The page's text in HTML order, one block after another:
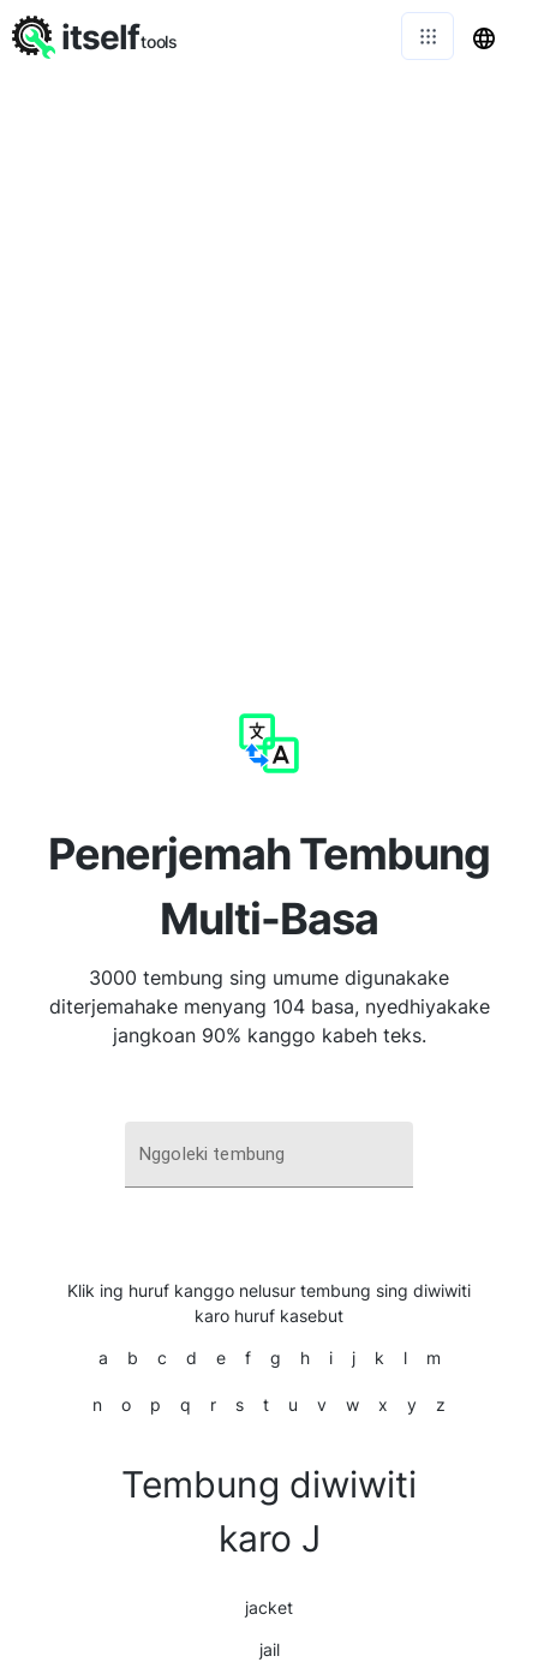
Penerjemah Tembung
Multi-Basa
3000 tembung sing umume digunakake
diterjemahake menyang 104 basa, nyedhiyakake
jangkoan 90% kanggo kabeh teks.
Nggoleki tembung
Klik ing huruf kanggo nelusur tembung sing diwiwiti
karo huruf kasebut
a b c d e f g h i j k l m
n o p q r s t u v w x y z
Tembung diwiwiti
karo J
jacket
jail
itselftools